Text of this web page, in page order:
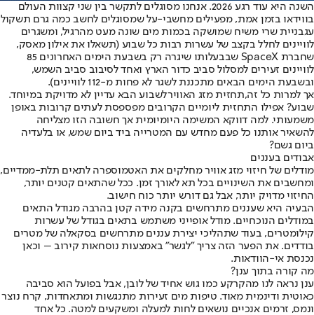
השנה היא עוד רגע 2026. אנחנו מסוגלים לתקשר בין שני קצוות העולם
בווידאו בזמן אמת, מפעילים מחשבי-על שמסוגלים לחשב כמה גרם תשקול
עגבניית שרי משיח שמושקה בכמות מים שונה מעט מהרגיל, ומשגרים
לוויינים לחלל בקצב של עשרות רבות כל שבוע (תשאלו את אילון מאסק,
שחברת SpaceX שבבעלותו שיגרה רק בשבעת הימים האחרונים 85
לוויינים זעירים למסלול סביב כדור הארץ ואחד לסיבוב סביב השמש,
ובשבעת הימים הבאים מתכננת לשגר לא פחות מ-112 לוויינים).
אך למרות כל זה,תחזית מזג האווירלשבוע הבא עדיין לא מדויקת במיוחד.
שבוע? אפילו התחזית ליומיים הקרובים מפספסת לעתים קרובות באופן
משמעותי. למה דווקא המשימה היומיומית אך חשובה הזו מצליחה
להשאיר אותנו כל פעם מחדש עם המטרייה ביד ביום שמש, או בלעדיה
ביום גשם?
אבודים בעננים
מודלים של חיזוי מזג אוויר מחלקים את האטמוספרה לתאים תלת-ממדיים,
ומחשבים את השינויים בכל תא לאורך זמן. ככל שהתאים קטנים יותר,
החיזוי מדויק יותר, אבל גם דורש יותר כוח חישוב.
הבעיה היא שעננים מתרחשים בקנה מידה קטן בהרבה מגודל התאים
במודלים הנוכחיים. מודל אופייני משתמש בתאים בגודל של עשרות
קילומטרים, בעוד שתהליכי יצירת עננים מתרחשים בסקאלה של מטרים
בודדים. את הפער הזה צריך "לגשר" באמצעות נוסחאות קירוב – וכאן
נכנסת אי-הוודאות.
מה קורה בתוך ענן?
ענן נראה לנו מהקרקע כמו גוש אחיד של לובן, אבל בפועל הוא סביבה
כאוטית ודינמית מאוד. טיפות מים זעירות מתנגשות ומתאחדות, קרח נוצר
ונמס, זרמים אנכיים נושאים לחות למעלה ומשקעים למטה. כל אחד